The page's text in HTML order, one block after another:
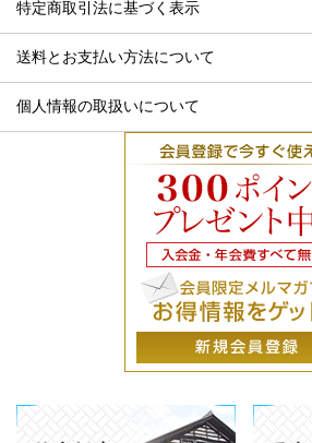
特定商取引法に基づく表示
送料とお支払い方法について
個人情報の取扱いについて